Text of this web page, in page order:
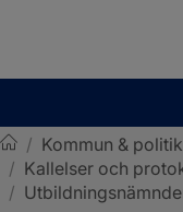
Sotenäs kommun
/ Kommun & politik
/ Kallelser och
/